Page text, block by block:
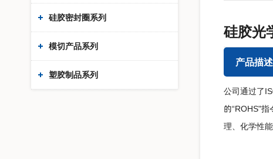
硅胶密封圈系列
模切产品系列
塑胶制品系列
硅胶光
产品描述
公司通过了
的“ROHS"
理、化学性